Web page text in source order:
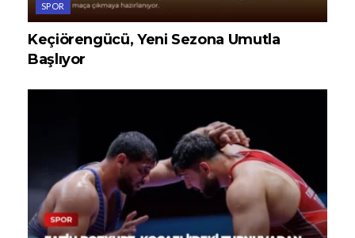
SPOR
Keçiörengücü, Yeni Sezona Umutla
Başlıyor